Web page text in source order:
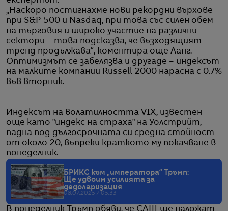
„Наскоро постигнахме нови рекордни върхове
при S&P 500 и Nasdaq, при това със силен обем
на търговия и широко участие на различни
сектори – това подсказва, че възходящият
тренд продължава“, коментира още Ланг.
Оптимизмът се забелязва и другаде – индексът
на малките компании Russell 2000 нарасна с 0.7%
във вторник.
Индексът на волатилността VIX, известен
още като "индекс на страха" на Уолстрийт,
падна под дългосрочната си средна стойност
от около 20, въпреки краткото му покачване в
понеделник.
БРИКС към „императора“ Тръмп:
Ще удвоим усилията за
дедоларизация
08.07.2025 / 05:33